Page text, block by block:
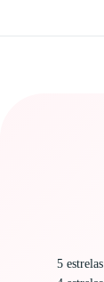
5 estrelas